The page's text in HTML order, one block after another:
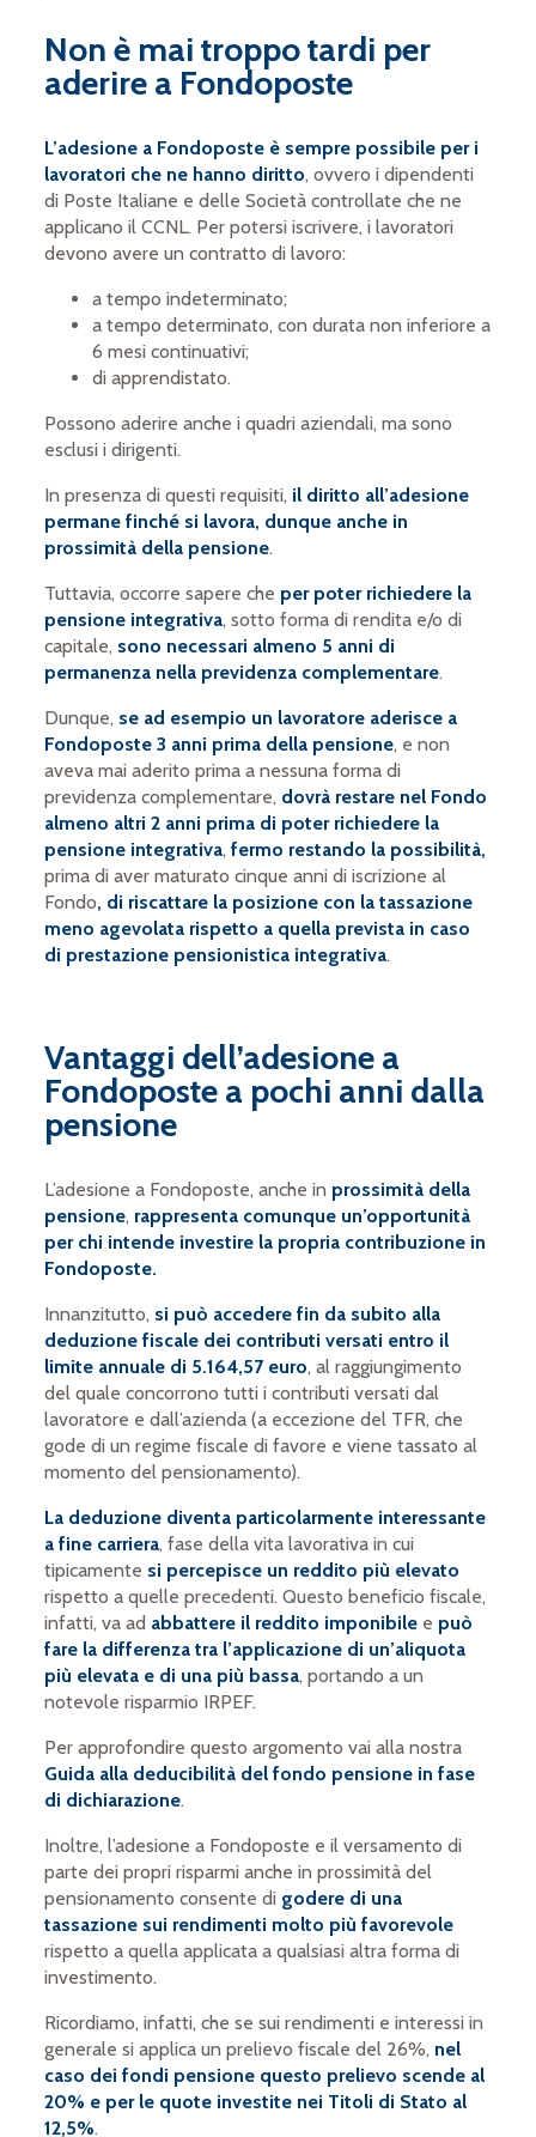
Non è mai troppo tardi per
aderire a Fondoposte
L’adesione a Fondoposte è sempre possibile per i
lavoratori che ne hanno diritto, ovvero i dipendenti
di Poste Italiane e delle Società controllate che ne
applicano il CCNL. Per potersi iscrivere, i lavoratori
devono avere un contratto di lavoro:
a tempo indeterminato;
a tempo determinato, con durata non inferiore a
6 mesi continuativi;
di apprendistato.
Possono aderire anche i quadri aziendali, ma sono
esclusi i dirigenti.
In presenza di questi requisiti, il diritto all’adesione
permane finché si lavora, dunque anche in
prossimità della pensione.
Tuttavia, occorre sapere che per poter richiedere la
pensione integrativa, sotto forma di rendita e/o di
capitale, sono necessari almeno 5 anni di
permanenza nella previdenza complementare.
Dunque, se ad esempio un lavoratore aderisce a
Fondoposte 3 anni prima della pensione, e non
aveva mai aderito prima a nessuna forma di
previdenza complementare, dovrà restare nel Fondo
almeno altri 2 anni prima di poter richiedere la
pensione integrativa,fermo restando la possibilità,
prima di aver maturato cinque anni di iscrizione al
Fondo, di riscattare la posizione con la tassazione
meno agevolata rispetto a quella prevista in caso
di prestazione pensionistica integrativa.
Vantaggi dell’adesione a
Fondoposte a pochi anni dalla
pensione
L’adesione a Fondoposte, anche in prossimità della
pensione, rappresenta comunque un’opportunità
per chi intende investire la propria contribuzione in
Fondoposte.
Innanzitutto, si può accedere fin da subito alla
deduzione fiscale dei contributi versati entro il
limite annuale di 5.164,57 euro, al raggiungimento
del quale concorrono tutti i contributi versati dal
lavoratore e dall’azienda (a eccezione del TFR, che
gode di un regime fiscale di favore e viene tassato al
momento del pensionamento).
La deduzione diventa particolarmente interessante
a fine carriera, fase della vita lavorativa in cui
tipicamente si percepisce un reddito più elevato
rispetto a quelle precedenti. Questo beneficio fiscale,
infatti, va ad abbattere il reddito imponibile e può
fare la differenza tra l’applicazione di un’aliquota
più elevata e di una più bassa, portando a un
notevole risparmio IRPEF.
Per approfondire questo argomento vai alla nostra
Guida alla deducibilità del fondo pensione in fase
di dichiarazione.
Inoltre, l’adesione a Fondoposte e il versamento di
parte dei propri risparmi anche in prossimità del
pensionamento consente di godere di una
tassazione sui rendimenti molto più favorevole
rispetto a quella applicata a qualsiasi altra forma di
investimento.
Ricordiamo, infatti, che se sui rendimenti e interessi in
generale si applica un prelievo fiscale del 26%, nel
caso dei fondi pensione questo prelievo scende al
20% e per le quote investite nei Titoli di Stato al
12,5%.